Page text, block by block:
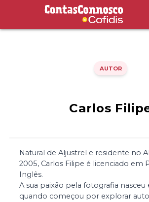
Contas Connosco by Cofidis
AUTOR
Carlos
Natural de Aljustrel e residente no
2005, Carlos Filipe é licenciado em
Inglês.
A sua paixão pela fotografia nasceu
quando começou por explorar